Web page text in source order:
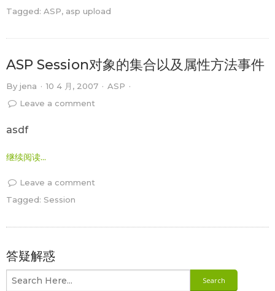
Tagged: ASP, asp upload
ASP Session对象的集合以及属性方法事件
By jena · 10 4 月, 2007 · ASP ·
Leave a comment
asdf
继续阅读...
Leave a comment
Tagged: Session
答疑解惑